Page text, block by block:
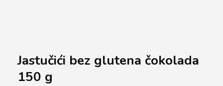
Jastučići bez glutena čokolada
150 g